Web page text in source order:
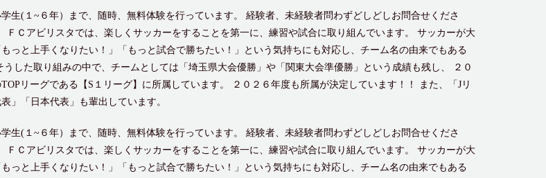
生(１~６年）まで、随時、無料体験を行っています。 経験者、未経験者問わずどしどしお問合せくださ
ＦＣアビリスタでは、楽しくサッカーをすることを第一に、練習や試合に取り組んでいます。 サッカーが大
っと上手くなりたい！」「もっと試合で勝ちたい！」という気持ちにも対応し、チーム名の由来でもある
うした取り組みの中で、チームとしては「埼玉県大会優勝」や「関東大会準優勝」という成績も残し、 ２０
リーグである【S１リーグ】に所属しています。 ２０２６年度も所属が決定しています！！ また、「Jリ
」「日本代表」も輩出しています。
生(１~６年）まで、随時、無料体験を行っています。 経験者、未経験者問わずどしどしお問合せくださ
ＦＣアビリスタでは、楽しくサッカーをすることを第一に、練習や試合に取り組んでいます。 サッカーが大
っと上手くなりたい！」「もっと試合で勝ちたい！」という気持ちにも対応し、チーム名の由来でもある